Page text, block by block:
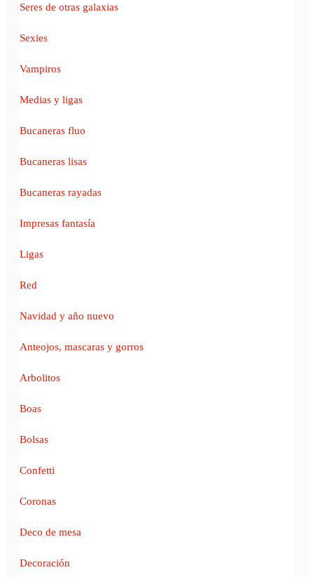
Seres de otras galaxias
Sexies
Vampiros
Medias y ligas
Bucaneras fluo
Bucaneras lisas
Bucaneras rayadas
Impresas fantasía
Ligas
Red
Navidad y año nuevo
Anteojos, mascaras y gorros
Arbolitos
Boas
Bolsas
Confetti
Coronas
Deco de mesa
Decoración